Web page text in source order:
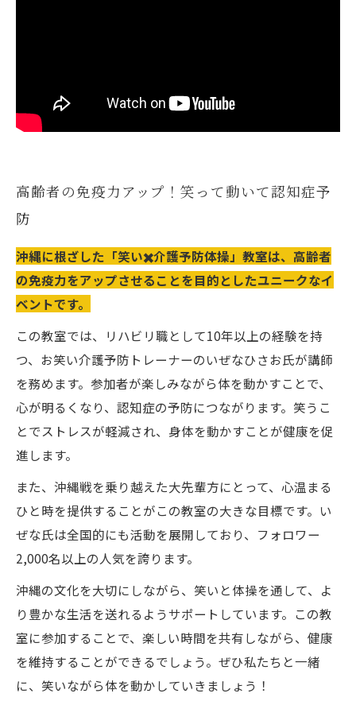
高齢者の免疫力アップ！笑って動いて認知症予
防
沖縄に根ざした「笑い✖️介護予防体操」教室は、高齢者
の免疫力をアップさせることを目的としたユニークなイ
ベントです。
この教室では、リハビリ職として10年以上の経験を持
つ、お笑い介護予防トレーナーのいぜなひさお氏が講師
を務めます。参加者が楽しみながら体を動かすことで、
心が明るくなり、認知症の予防につながります。笑うこ
とでストレスが軽減され、身体を動かすことが健康を促
進します。
また、沖縄戦を乗り越えた大先輩方にとって、心温まる
ひと時を提供することがこの教室の大きな目標です。い
ぜな氏は全国的にも活動を展開しており、フォロワー
2,000名以上の人気を誇ります。
沖縄の文化を大切にしながら、笑いと体操を通して、よ
り豊かな生活を送れるようサポートしています。この教
室に参加することで、楽しい時間を共有しながら、健康
を維持することができるでしょう。ぜひ私たちと一緒
に、笑いながら体を動かしていきましょう！